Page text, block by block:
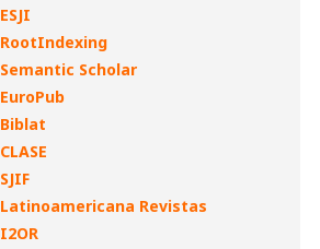
ESJI
RootIndexing
Semantic Scholar
EuroPub
Biblat
CLASE
SJIF
Latinoamericana Revistas
I2OR